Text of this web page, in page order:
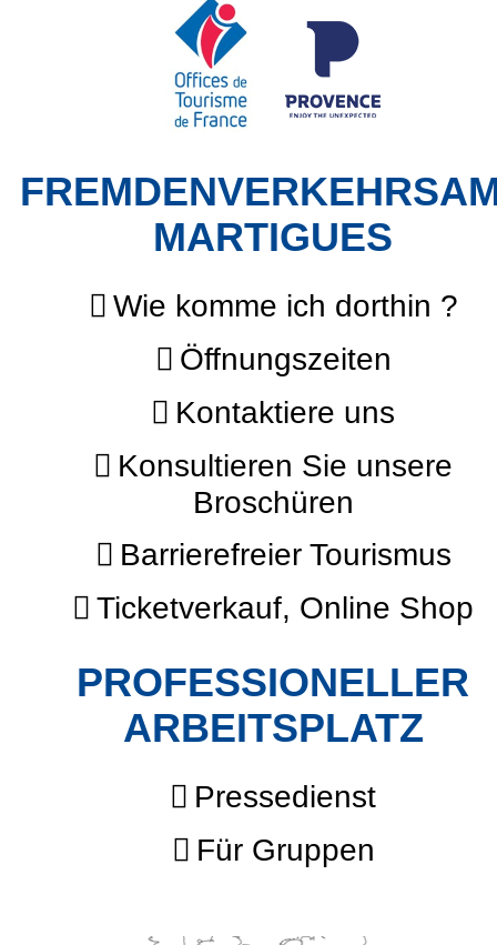
MARTIGUES
Wie komme ich dorthin ?
Öffnungszeiten
Kontaktiere uns
Konsultieren Sie unsere
Broschüren
Barrierefreier Tourismus
Ticketverkauf, Online Shop
PROFESSIONELLER
ARBEITSPLATZ
Pressedienst
Für Gruppen